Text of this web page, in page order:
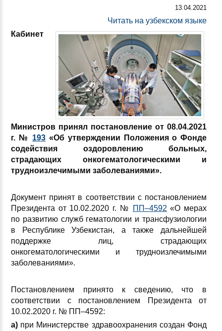
13.04.2021
Читать на узбекском языке
Кабинет
Министров принял постановление от 08.04.2021
г. № 193 «Об утверждении Положения о Фонде
содействия оздоровлению больных,
страдающих онкогематологическими и
трудноизлечимыми заболеваниями».
Документ принят в соответствии с постановлением
Президента от 10.02.2020 г. №
ПП–4592 «О мерах
по развитию служб гематологии и трансфузиологии
в Республике Узбекистан, а также дальнейшей
поддержке лиц, страдающих
онкогематологическими и трудноизлечимыми
заболеваниями».
Постановлением принято к сведению, что в
соответствии с постановлением Президента от
10.02.2020 г. № ПП–4592:
а) при Министерстве здравоохранения создан Фонд